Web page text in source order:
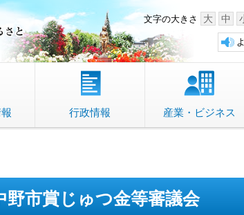
中野市 「故郷」のふるさと文字の大きさ 大 中
行政情報 産業・ビジネス
野市賞じゅつ金等審議会